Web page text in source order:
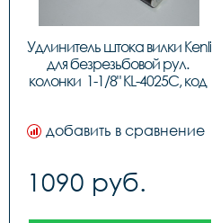
Удлинитель штока вилки Kenli
для безрезьбовой рул.
колонки  1-1/8" KL-4025C, код
добавить в сравнение
1090 руб.